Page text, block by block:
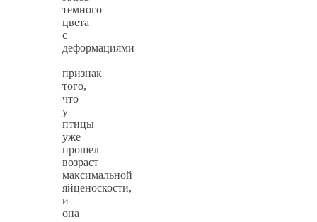
темного
цвета
с
деформациями
–
признак
того,
что
у
птицы
уже
прошел
возраст
максимальной
яйценоскости,
и
она